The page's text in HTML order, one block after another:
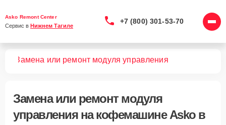
Asko Remont Center
Сервис в Нижнем Тагиле
+7 (800) 301-53-70
Замена или ремонт модуля управления
Замена или ремонт модуля
управленияна кофемашине Asko в